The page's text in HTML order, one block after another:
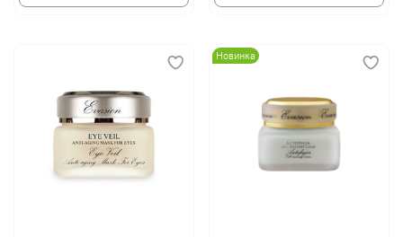
Новинка